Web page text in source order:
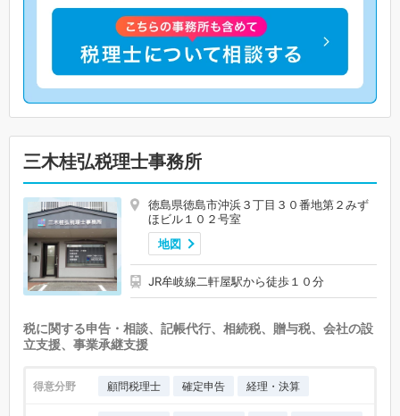
三木桂弘税理士事務所
徳島県徳島市沖浜３丁目３０番地第２みず
ほビル１０２号室
地図
JR牟岐線二軒屋駅から徒歩１０分
税に関する申告・相談、記帳代行、相続税、贈与税、会社の設
立支援、事業承継支援
得意分野 顧問税理士 確定申告 経理・決算